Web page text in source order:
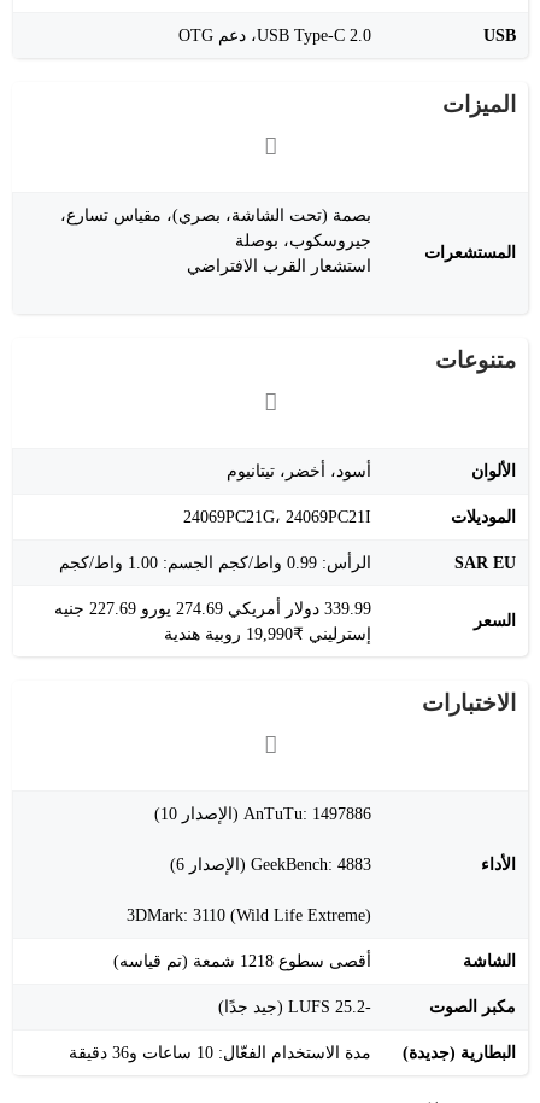
USB USB Type-C 2.0، دعم OTG
الميزات
المستشعرات
بصمة (تحت الشاشة، بصري)، مقياس تسارع،
جيروسكوب، بوصلة
استشعار القرب الافتراضي
متنوعات
الألوان أسود، أخضر، تيتانيوم
الموديلات 24069PC21G، 24069PC21I
SAR EU الرأس: 0.99 واط/كجم الجسم: 1.00 واط/كجم
السعر
339.99 دولار أمريكي 274.69 يورو 227.69 جنيه
إسترليني ₹19,990 روبية هندية
الاختبارات
الأداء
AnTuTu: 1497886 (الإصدار 10)
GeekBench: 4883 (الإصدار 6)
3DMark: 3110 (Wild Life Extreme)
الشاشة أقصى سطوع 1218 شمعة (تم قياسه)
مكبر الصوت -25.2 LUFS (جيد جدًا)
البطارية (جديدة) مدة الاستخدام الفعّال: 10 ساعات و36 دقيقة